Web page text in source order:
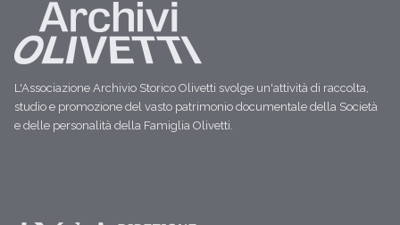
L'Associazione Archivio Storico Olivetti svolge un'attività di raccolta,
studio e promozione del vasto patrimonio documentale della Società
e delle personalità della Famiglia Olivetti.